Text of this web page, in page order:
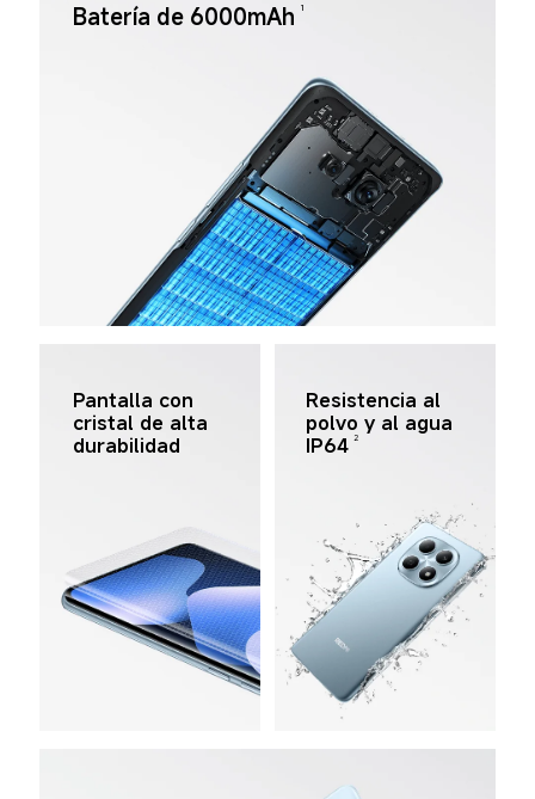
Batería de 6000mAh 1
Pantalla con
cristal de alta
durabilidad
Resistencia al
polvo y al agua
IP64 2